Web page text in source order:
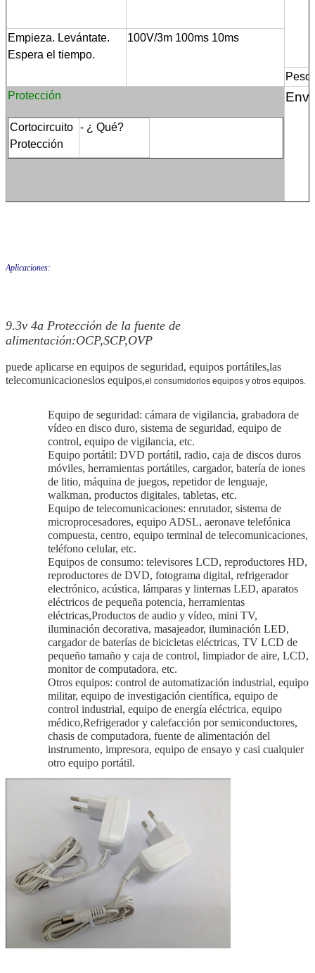
Empieza. Levántate.
Espera el tiempo.
100V/3m 100ms 10ms
Peso
Protección
Cortocircuito
Protección
- ¿ Qué?
Aplicaciones:
9.3v 4a Protección de la fuente de
alimentación:OCP,SCP,OVP
puede aplicarse en equipos de seguridad, equipos portátiles,las
telecomunicacioneslos equipos,el consumidor los equipos y otros equipos.
Equipo de seguridad: cámara de vigilancia, grabadora de
vídeo en disco duro, sistema de seguridad, equipo de
control, equipo de vigilancia, etc.
Equipo portátil: DVD portátil, radio, caja de discos duros
móviles, herramientas portátiles, cargador, batería de iones
de litio, máquina de juegos, repetidor de lenguaje,
walkman, productos digitales, tabletas, etc.
Equipo de telecomunicaciones: enrutador, sistema de
microprocesadores, equipo ADSL, aeronave telefónica
compuesta, centro, equipo terminal de telecomunicaciones,
teléfono celular, etc.
Equipos de consumo: televisores LCD, reproductores HD,
reproductores de DVD, fotograma digital, refrigerador
electrónico, acústica, lámparas y linternas LED, aparatos
eléctricos de pequeña potencia, herramientas
eléctricas,Productos de audio y vídeo, mini TV,
iluminación decorativa, masajeador, iluminación LED,
cargador de baterías de bicicletas eléctricas, TV LCD de
pequeño tamaño y caja de control, limpiador de aire, LCD,
monitor de computadora, etc.
Otros equipos: control de automatización industrial, equipo
militar, equipo de investigación científica, equipo de
control industrial, equipo de energía eléctrica, equipo
médico,Refrigerador y calefacción por semiconductores,
chasis de computadora, fuente de alimentación del
instrumento, impresora, equipo de ensayo y casi cualquier
otro equipo portátil.